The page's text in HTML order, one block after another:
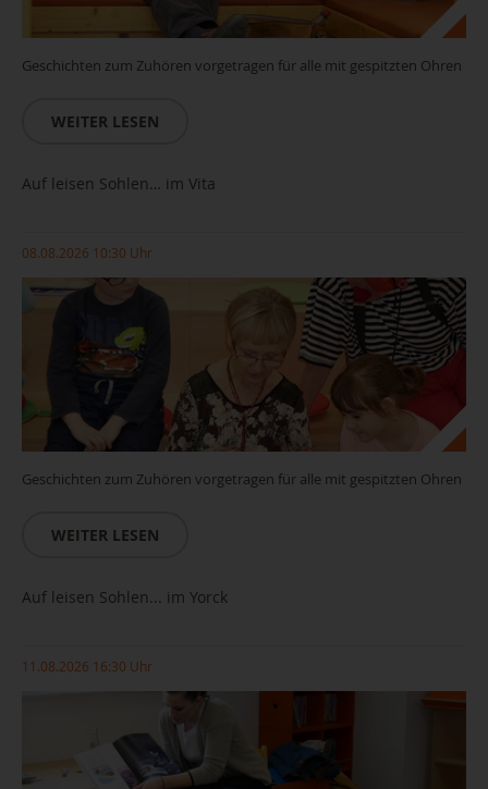
Geschichten zum Zuhören vorgetragen für alle mit gespitzten Ohren
WEITER LESEN
Auf leisen Sohlen… im Vita
08.08.2026 10:30 Uhr
Geschichten zum Zuhören vorgetragen für alle mit gespitzten Ohren
WEITER LESEN
Auf leisen Sohlen... im Yorck
11.08.2026 16:30 Uhr